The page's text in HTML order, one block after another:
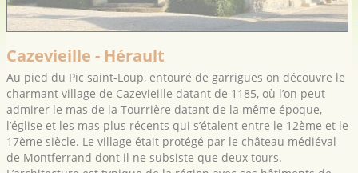
Cazevieille - Hérault
Au pied du Pic saint-Loup, entouré de garrigues on découvre le
charmant village de Cazevieille datant de 1185, où l’on peut
admirer le mas de la Tourrière datant de la même époque,
l’église et les mas plus récents qui s’étalent entre le 12ème et le
17ème siècle. Le village était protégé par le château médiéval
de Montferrand dont il ne subsiste que deux tours.